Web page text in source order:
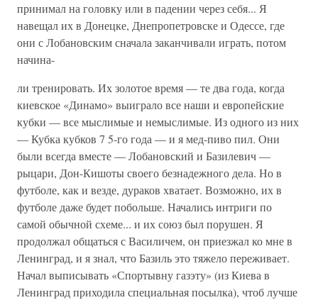
принимал на головку или в падении через себя... Я
навещал их в Донецке, Днепропетровске и Одессе, где
они с Лобановским сначала заканчивали играть, потом
начина-
ли тренировать. Их золотое время — те два года, когда
киевское «Динамо» выиграло все наши и европейские
кубки — все мыслимые и немыслимые. Из одного из них
— Кубка кубков 7 5-го года — и я мед-пиво пил. Они
были всегда вместе — Лобановский и Базилевич —
рыцари, Дон-Кишоты своего безнадежного дела. Но в
футболе, как и везде, дураков хватает. Возможно, их в
футболе даже будет побольше. Начались интриги по
самой обычной схеме... и их союз был порушен. Я
продолжал общаться с Василичем, он приезжал ко мне в
Ленинград, и я знал, что Базиль это тяжело переживает.
Начал выписывать «Спортывну газэту» (из Киева в
Ленинград приходила специальная посылка), чтоб лучше